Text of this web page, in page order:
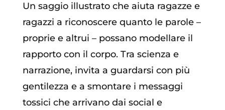
Un saggio illustrato che aiuta ragazze e
ragazzi a riconoscere quanto le parole –
proprie e altrui – possano modellare il
rapporto con il corpo. Tra scienza e
narrazione, invita a guardarsi con più
gentilezza e a smontare i messaggi
tossici che arrivano dai social e